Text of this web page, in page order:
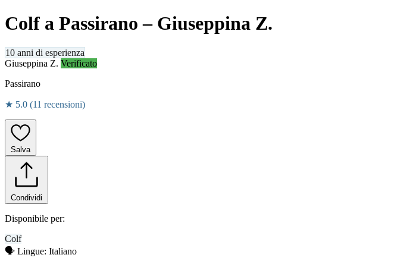
Colf a Passirano– Giuseppina Z.
10 anni di esperienza
Giuseppina Z. Verificato
Passirano
★ 5.0 (11 recensioni)
Salva
Condividi
Disponibile per:
Colf
🗣️ Lingue: Italiano